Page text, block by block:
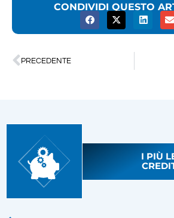
CONDIVIDI QUESTO
PRECEDENTE
I PIÙ